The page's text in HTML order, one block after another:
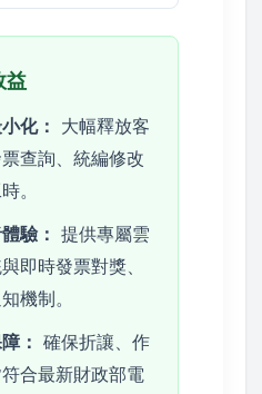
益
化： 大幅釋放客
查詢、統編修改
。
驗： 提供專屬雲
即時發票對獎、
機制。
： 確保折讓、作
合最新財政部電